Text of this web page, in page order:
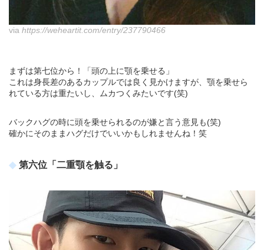
via https://weheartit.com/entry/237790466
まずは第七位から！「頭の上に顎を乗せる」
これは身長差のあるカップルでは良く見かけますが、顎を乗せら
れている方は重たいし、ムカつくみたいです(笑)
バックハグの時に頭を乗せられるのが嫌と言う意見も(笑)
確かにそのままハグだけでいいかもしれませんね！笑
第六位「二重顎を触る」